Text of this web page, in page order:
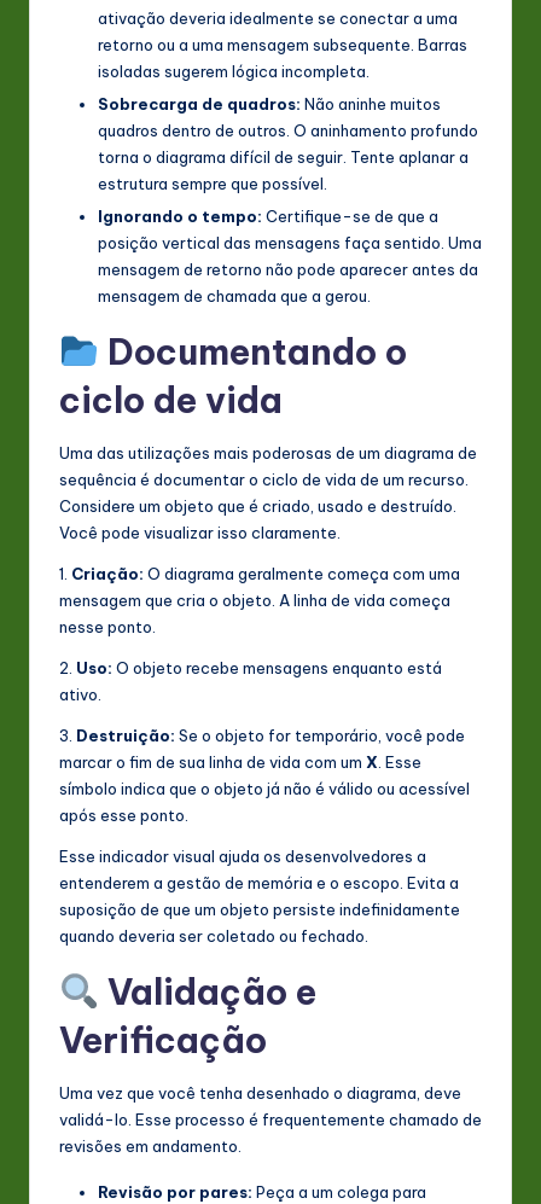
ativação deveria idealmente se conectar a uma
retorno ou a uma mensagem subsequente. Barras
isoladas sugerem lógica incompleta.
Sobrecarga de quadros: Não aninhe muitos
quadros dentro de outros. O aninhamento profundo
torna o diagrama difícil de seguir. Tente aplanar a
estrutura sempre que possível.
Ignorando o tempo: Certifique-se de que a
posição vertical das mensagens faça sentido. Uma
mensagem de retorno não pode aparecer antes da
mensagem de chamada que a gerou.
Documentando o
ciclo de vida
Uma das utilizações mais poderosas de um diagrama de
sequência é documentar o ciclo de vida de um recurso.
Considere um objeto que é criado, usado e destruído.
Você pode visualizar isso claramente.
1. Criação: O diagrama geralmente começa com uma
mensagem que cria o objeto. A linha de vida começa
nesse ponto.
2. Uso: O objeto recebe mensagens enquanto está
ativo.
3. Destruição: Se o objeto for temporário, você pode
marcar o fim de sua linha de vida com um X. Esse
símbolo indica que o objeto já não é válido ou acessível
após esse ponto.
Esse indicador visual ajuda os desenvolvedores a
entenderem a gestão de memória e o escopo. Evita a
suposição de que um objeto persiste indefinidamente
quando deveria ser coletado ou fechado.
Validação e
Verificação
Uma vez que você tenha desenhado o diagrama, deve
validá-lo. Esse processo é frequentemente chamado de
revisões em andamento.
Revisão por pares: Peça a um colega para